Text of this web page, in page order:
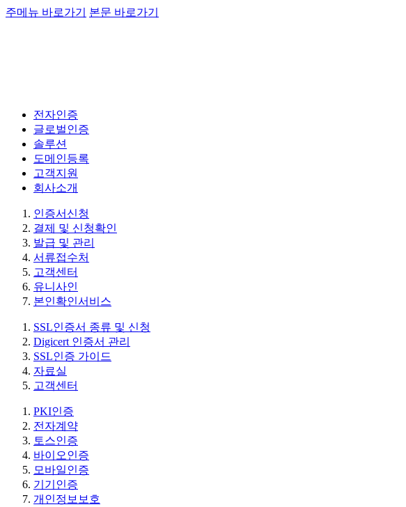
주메뉴 바로가기 본문 바로가기
전자인증
글로벌인증
솔루션
도메인등록
고객지원
회사소개
인증서신청
결제 및 신청확인
발급 및 관리
서류접수처
고객센터
유니사인
본인확인서비스
SSL인증서 종류 및 신청
Digicert 인증서 관리
SSL인증 가이드
자료실
고객센터
PKI인증
전자계약
토스인증
바이오인증
모바일인증
기기인증
개인정보보호